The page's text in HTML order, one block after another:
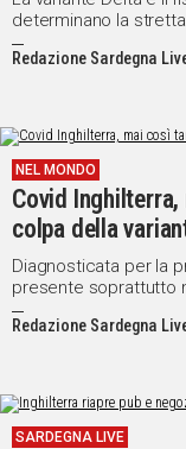
determinano la
Euro 2020
Redazione Sardegna
NEL MONDO
Covid
colpa della
Diagnosticata per la
presente soprattutto
Redazione Sardegna
SARDEGNA LIVE